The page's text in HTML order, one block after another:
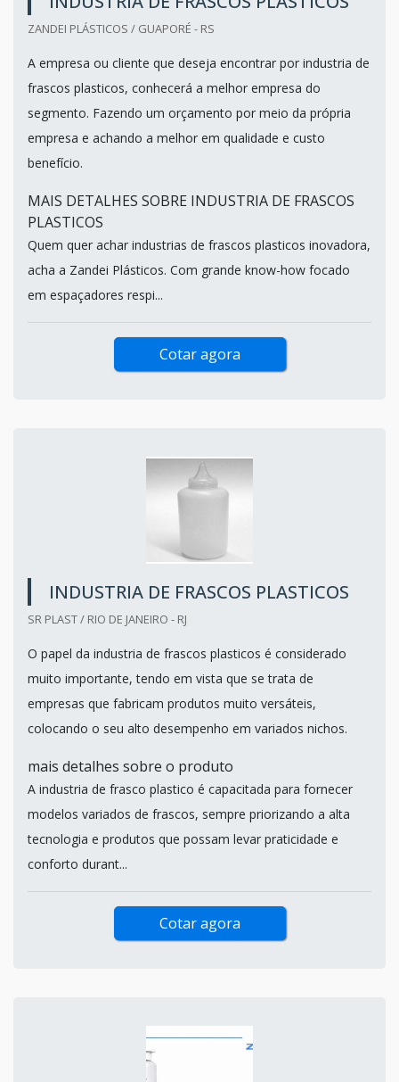
ZANDEI PLÁSTICOS / GUAPORÉ - RS
A empresa ou cliente que deseja encontrar por industria de
frascos plasticos, conhecerá a melhor empresa do
segmento. Fazendo um orçamento por meio da própria
empresa e achando a melhor em qualidade e custo
benefício.
MAIS DETALHES SOBRE INDUSTRIA DE FRASCOS
PLASTICOS
Quem quer achar industrias de frascos plasticos inovadora,
acha a Zandei Plásticos. Com grande know-how focado
em espaçadores respi...
Cotar agora
INDUSTRIA DE FRASCOS PLASTICOS
SR PLAST / RIO DE JANEIRO - RJ
O papel da industria de frascos plasticos é considerado
muito importante, tendo em vista que se trata de
empresas que fabricam produtos muito versáteis,
colocando o seu alto desempenho em variados nichos.
mais detalhes sobre o produto
A industria de frasco plastico é capacitada para fornecer
modelos variados de frascos, sempre priorizando a alta
tecnologia e produtos que possam levar praticidade e
conforto durant...
Cotar agora